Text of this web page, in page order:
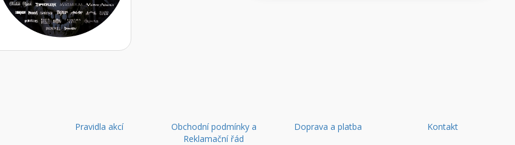
Pravidla akcí
Obchodní podmínky a
Reklamační řád
Doprava a platba Kontakt